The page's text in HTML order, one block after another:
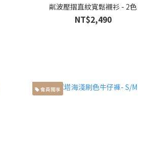
粼波壓摺直紋寬鬆襯衫 - 2色
NT$2,490
會員獨享